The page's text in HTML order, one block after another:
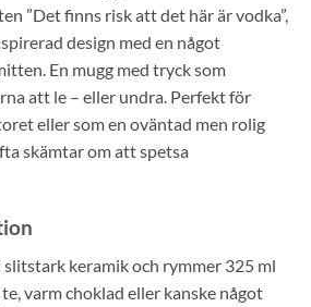
”Det finns risk att det här är vodka”,
design med en något
En mugg med tryck som
att le – eller undra. Perfekt för
eller som en oväntad men rolig
skämtar om att spetsa
keramik och rymmer 325 ml
varm choklad eller kanske något